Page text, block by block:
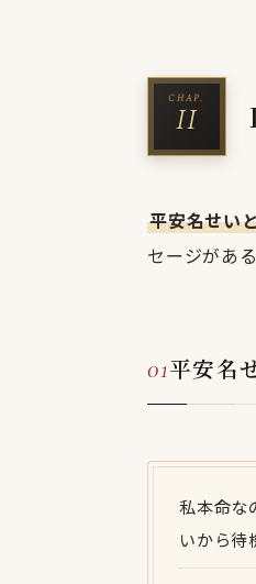
平安名せい
セージがあ
平安名
私本命な
いから待